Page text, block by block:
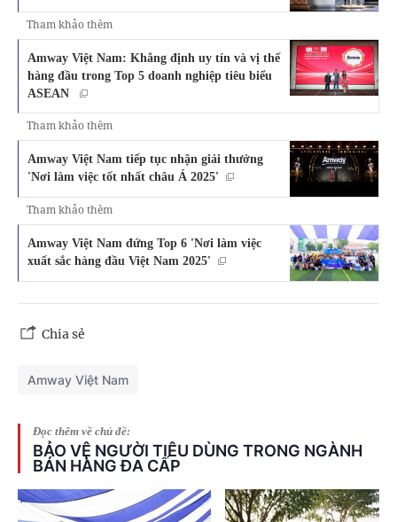
Tham khảo thêm
Amway Việt Nam: Khẳng định uy tín và vị thế
hàng đầu trong Top 5 doanh nghiệp tiêu biểu
ASEAN
Tham khảo thêm
Amway Việt Nam tiếp tục nhận giải thưởng
'Nơi làm việc tốt nhất châu Á 2025'
Tham khảo thêm
Amway Việt Nam đứng Top 6 'Nơi làm việc
xuất sắc hàng đầu Việt Nam 2025'
Chia sẻ
Amway Việt Nam
Đọc thêm về chủ đề:
BẢO VỆ NGƯỜI TIÊU DÙNG TRONG NGÀNH
BÁN HÀNG ĐA CẤP